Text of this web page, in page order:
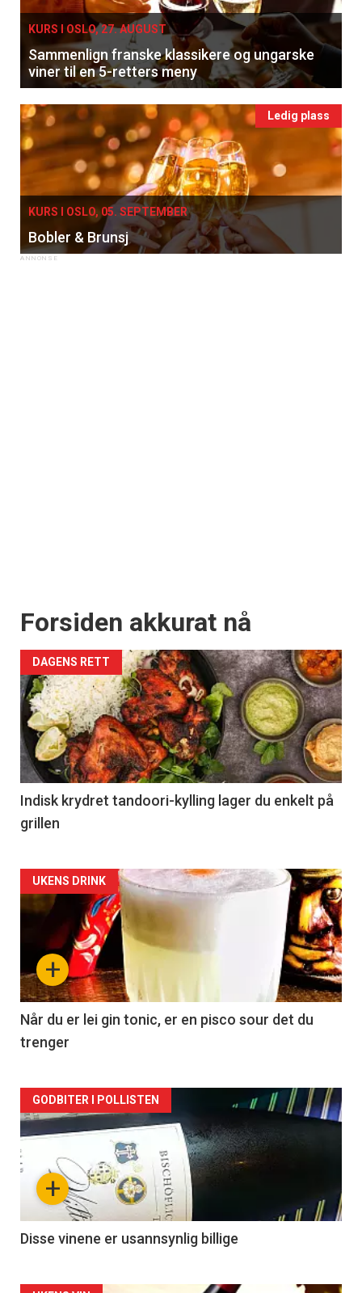
KURS I OSLO, 27. AUGUST
Sammenlign franske klassikere og ungarske
viner til en 5-retters meny
Ledig plass
KURS I OSLO, 05. SEPTEMBER
Bobler & Brunsj
Forsiden akkurat nå
DAGENS RETT
Indisk krydret tandoori-kylling lager du enkelt på
grillen
Forsiden
akkurat
nå
-
2
+
UKENS DRINK
Når du er lei gin tonic, er en pisco sour det du
trenger
Forsiden
akkurat
nå
3
+
GODBITER I POLLISTEN
Disse vinene er usannsynlig billige